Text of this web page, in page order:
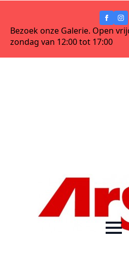
Bezoek onze Galerie. Open
zondag van 12:00 tot 17:00